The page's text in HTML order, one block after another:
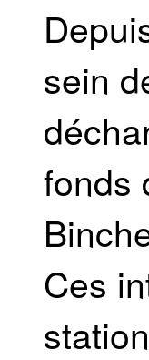
sein
fonds
Ces